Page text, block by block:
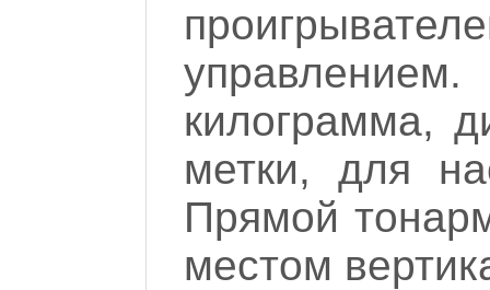
килограмма,
метки, для
Прямой
местом